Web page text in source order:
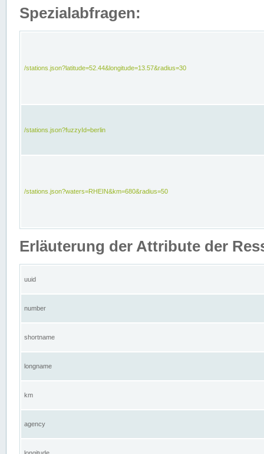
Spezialabfragen:
/stations.json?latitude=52.44&longitude=13.57&radius=30
/stations.json?fuzzyId=berlin
/stations.json?waters=RHEIN&km=680&radius=50
Erläuterung der Attribute der
uuid
number
shortname
longname
km
agency